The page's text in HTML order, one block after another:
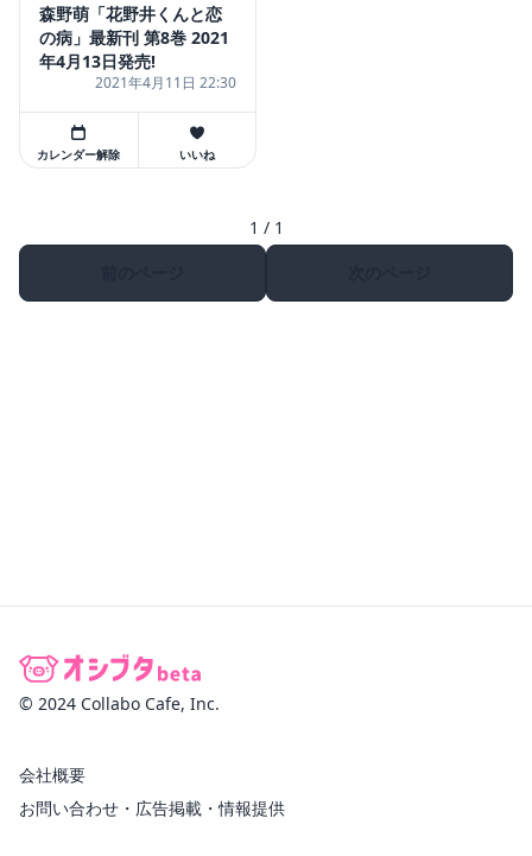
森野萌「花野井くんと恋
の病」最新刊 第8巻 2021
年4月13日発売!
2021年4月11日 22:30
カレンダー解除 いいね
1 / 1
© 2024 Collabo Cafe, Inc.
会社概要
お問い合わせ・広告掲載・情報提供